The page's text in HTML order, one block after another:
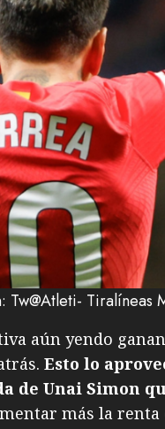
Tw@Atleti- Tiralíneas
aún yendo
Esto lo
de Unai Simon
más la renta